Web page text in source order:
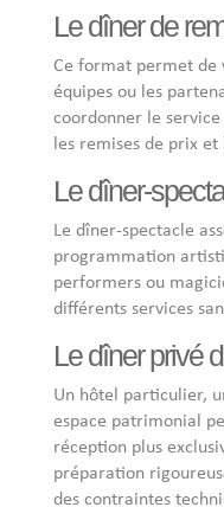
Le dîner de
Ce format permet de
équipes ou les
coordonner le
les remises de prix
Le dîner-
Le dîner-spectacle
programmation
performers ou
différents services
Le dîner privé
Un hôtel particulier,
espace patrimonial
réception plus
préparation
des contraintes